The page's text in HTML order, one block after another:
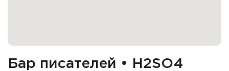
Бар писателей • H2SO4